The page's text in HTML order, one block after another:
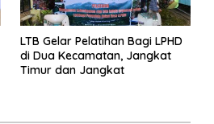
LTB Gelar Pelatihan Bagi LPHD
di Dua Kecamatan, Jangkat
Timur dan Jangkat